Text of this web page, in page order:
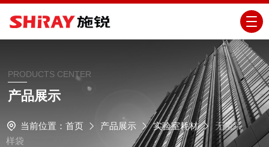
PRODUCTS CENTER
产品展示
当前位置： 首页 产品展示 实验室耗材
无菌采
样袋